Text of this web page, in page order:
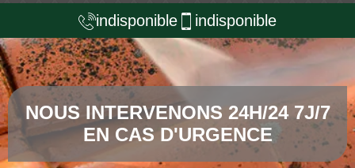
indisponible indisponible
NOUS INTERVENONS 24H/24 7J/7
EN CAS D'URGENCE